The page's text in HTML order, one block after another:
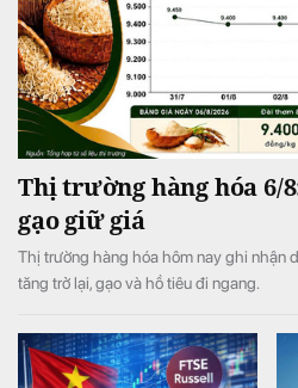
Thị trường hàng hóa 6/
gạo giữ giá
Thị trường hàng hóa hôm nay ghi nhận
tăng trở lại, gạo và hồ tiêu đi ngang.